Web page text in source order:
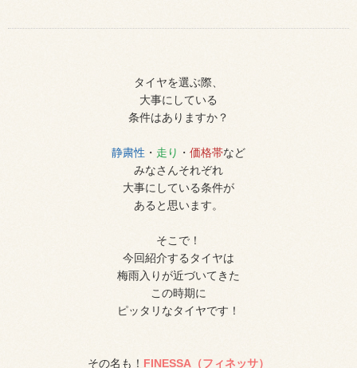
タイヤを選ぶ際、
大事にしている
条件はありますか？
静粛性 ・ 走り ・ 価格帯など
みなさんそれぞれ
大事にしている条件が
あると思います。
そこで！
今回紹介するタイヤは
梅雨入りが近づいてきた
この時期に
ピッタリなタイヤです！
その名も！ FINESSA（フィネッサ）